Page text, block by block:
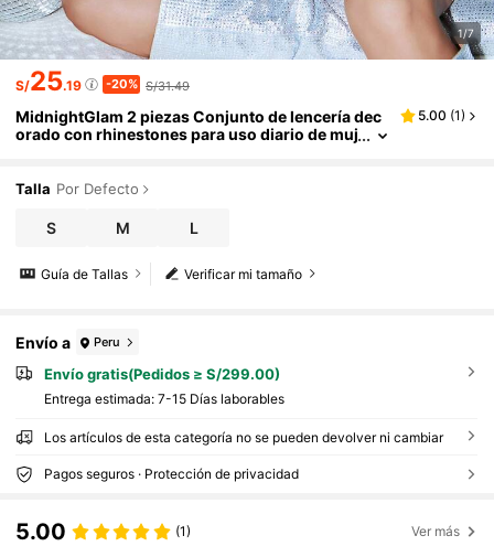
1/7
S/25.19 -20% S/31.49
MidnightGlam 2 piezas Conjunto de lencería dec
orado con rhinestones para uso diario de muj
5.00 (1)
Talla Por Defecto
S M L
Verificar mi tamaño
Guía de Tallas
Envío a Peru
Envío gratis(Pedidos ≥ S/299.00)
Entrega estimada: 7-15 Días laborables
Los artículos de esta categoría no se pueden devolver ni cambiar
Pagos seguros · Protección de privacidad
5.00 (1) Ver más